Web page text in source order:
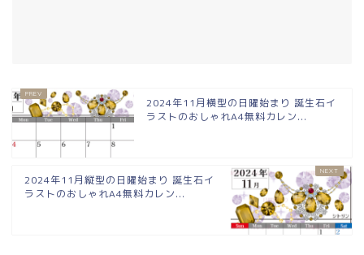
2024年11月横型の日曜始まり 誕生石イ
ラストのおしゃれA4無料カレン...
2024年11月縦型の日曜始まり 誕生石イ
ラストのおしゃれA4無料カレン...